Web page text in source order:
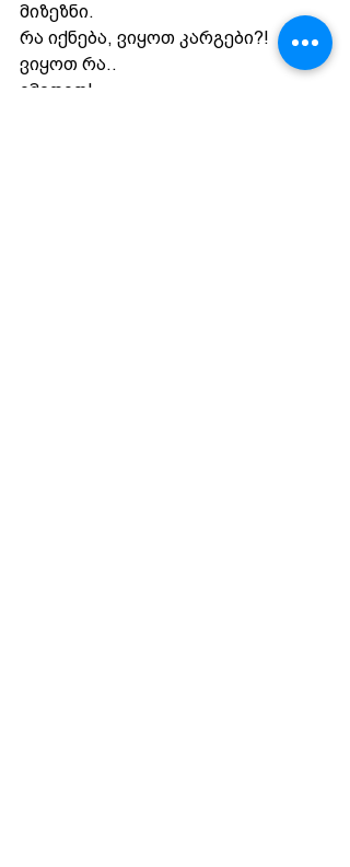
მიზეზნი.
რა იქნება, ვიყოთ კარგები?!
ვიყოთ რა..
იმედით!